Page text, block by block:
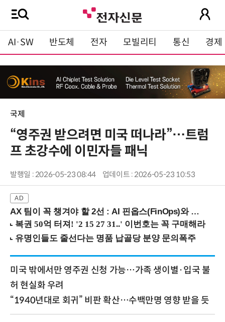
AI·SW 반도체 전자 모빌리티 통신 경제
국제
“영주권 받으려면 미국 떠나라”…트럼
프 초강수에 이민자들 패닉
발행일 : 2026-05-23 08:44 업데이트 : 2026-05-23 10:53
AX 팀이 꼭 챙겨야 할 2선 : AI 핀옵스(FinOps)와 토큰 거버넌스 (8/21 잠실역)
미국 밖에서만 영주권 신청 가능…가족 생이별·입국 불
허 현실화 우려
“1940년대로 회귀” 비판 확산…수백만명 영향 받을 듯